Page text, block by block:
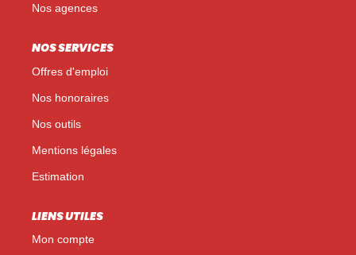
Nos agences
NOS SERVICES
Offres d'emploi
Nos honoraires
Nos outils
Mentions légales
Estimation
LIENS UTILES
Mon compte